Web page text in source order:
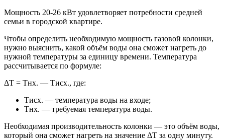
Мощность 20-26 кВт удовлетворяет потребности средней
семьи в городской квартире.
Чтобы определить необходимую мощность газовой колонки,
нужно выяснить, какой объём воды она сможет нагреть до
нужной температуры за единицу времени. Температура
рассчитывается по формуле:
ΔТ = Тнх. — Тисх., где:
Тисх. — температура воды на входе;
Тнх. — требуемая температура воды.
Необходимая производительность колонки — это объём воды,
который она сможет нагреть на значение ΔТ за одну минуту.